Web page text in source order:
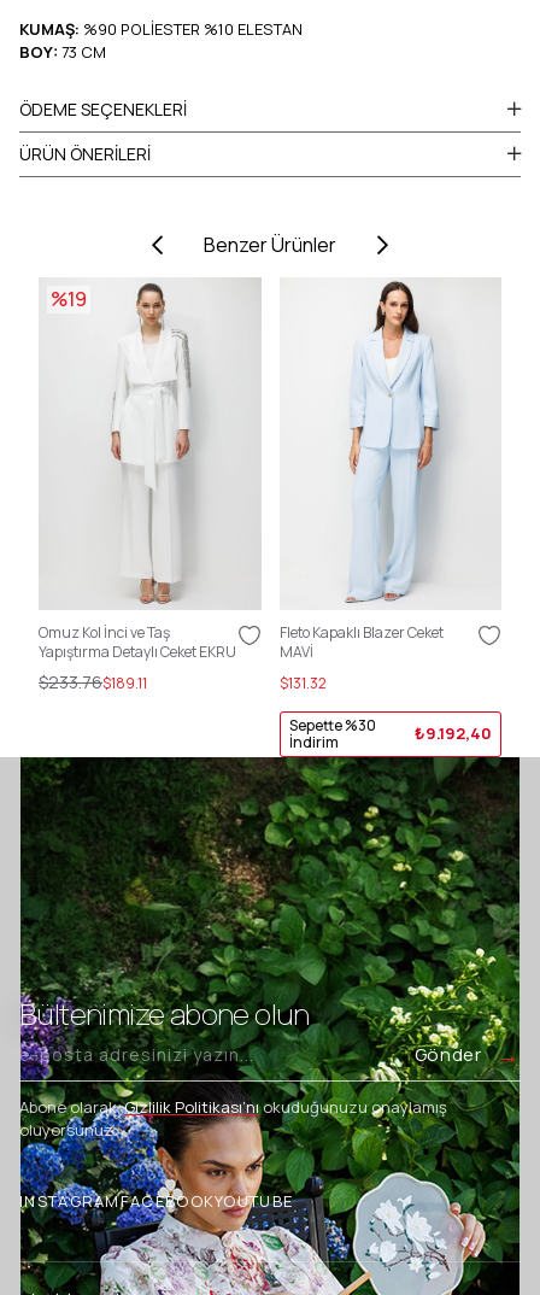
KUMAŞ: %90 POLİESTER %10 ELESTAN
BOY: 73 CM
ÖDEME SEÇENEKLERI
ÜRÜN ÖNERILERI
Benzer Ürünler
Omuz Kol İnci ve Taş
Yapıştırma Detaylı Ceket EKRU
$189.11
$233.76
%19
Fleto Kapaklı Blazer Ceket
MAVİ
$131.32
Sepette %30
İndirim
₺9.192,40
Bültenimize abone olun
Gönder
Abone olarak,Gizlilik Politikası’nıokuduğunuzu onaylamış
oluyorsunuz.
INSTAGRAMFACEBOOKYOUTUBE